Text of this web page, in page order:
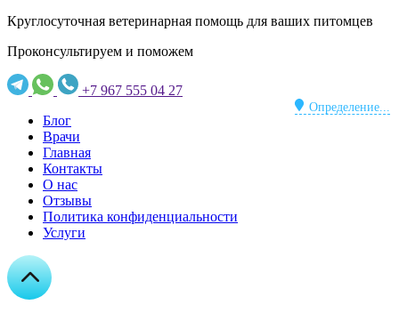
Круглосуточная ветеринарная помощь для ваших питомцев
Проконсультируем и поможем
+7 967 555 04 27
Определение...
Блог
Врачи
Главная
Контакты
О нас
Отзывы
Политика конфиденциальности
Услуги